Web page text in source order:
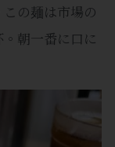
の麺は市場の
朝一番に口に